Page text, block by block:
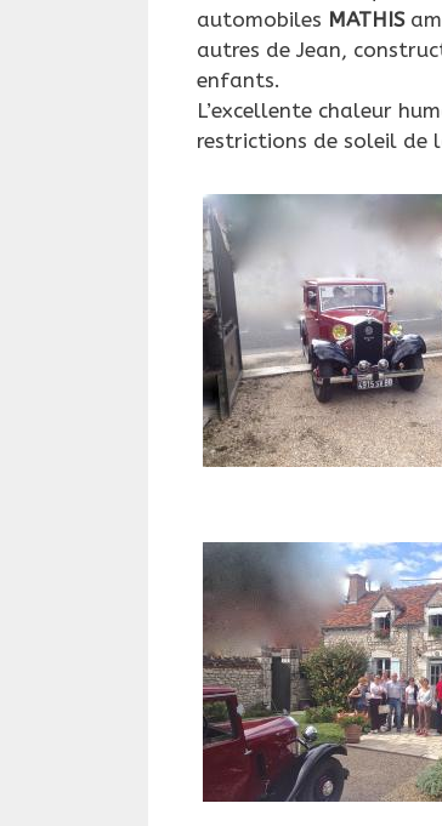
automobiles MATHIS
autres de Jean,
enfants.
L’excellente chaleur
restrictions de soleil de